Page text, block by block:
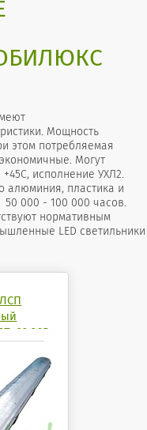
Мощность
этом потребляемая
Могут
исполнение УХЛ2.
алюминия, пластика и
000 - 100 000 часов.
нормативным
LED светильники
02 36Вт